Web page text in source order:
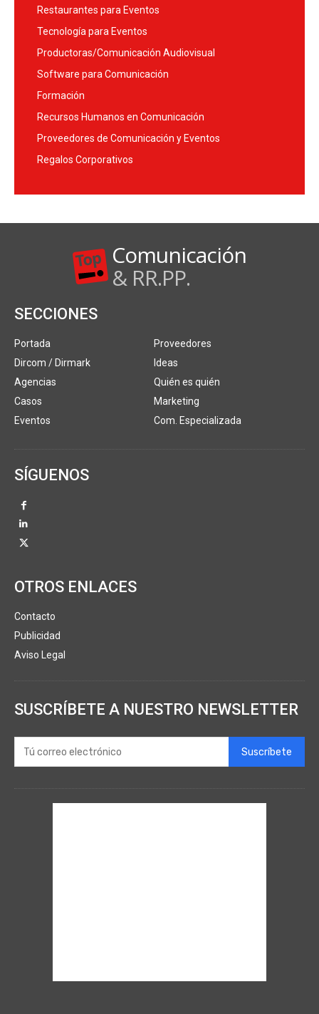
Restaurantes para Eventos
Tecnología para Eventos
Productoras/Comunicación Audiovisual
Software para Comunicación
Formación
Recursos Humanos en Comunicación
Proveedores de Comunicación y Eventos
Regalos Corporativos
Comunicación
& RR.PP.
SECCIONES
Portada
Dircom / Dirmark
Agencias
Casos
Eventos
Proveedores
Ideas
Quién es quién
Marketing
Com. Especializada
SÍGUENOS
OTROS ENLACES
Contacto
Publicidad
Aviso Legal
SUSCRÍBETE A NUESTRO NEWSLETTER
Suscríbete